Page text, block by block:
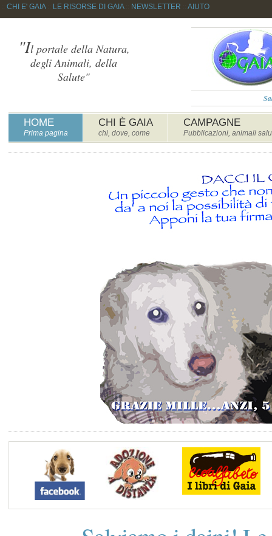
CHI E' GAIA:: LE RISORSE DI GAIA:: NEWSLETTER AIUTO
HOME
Prima pagina
CHI È GAIA
chi, dove, come
CAMPAGNE
Pubblicazioni, animali
"Il portale della Natura,
degli Animali, della
Salute"